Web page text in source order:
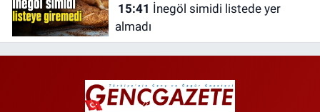
15:41
almadı